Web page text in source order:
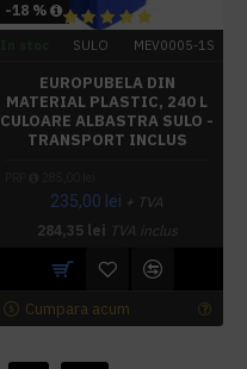
-18 %
SULO MEV0005-1S
EUROPUBELA DIN
MATERIAL PLASTIC, 240 L
CULOARE ALBASTRA SULO -
TRANSPORT INCLUS
235,00 lei + TVA
284,35 lei TVA inclus
Cumpara acum